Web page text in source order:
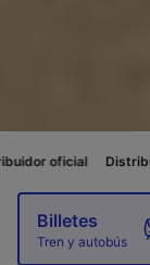
Distribuidor oficial
Billetes
Tren y autobús